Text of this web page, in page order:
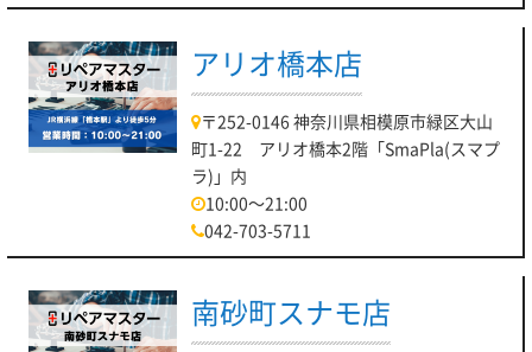
アリオ橋本店
〒252-0146 神奈川県相模原市緑区大山
町1-22 アリオ橋本2階「SmaPla(スマプ
ラ)」内
10:00～21:00
042-703-5711
南砂町スナモ店